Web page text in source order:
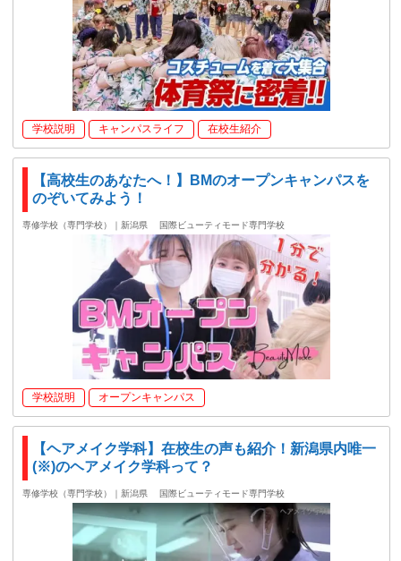
学校説明 キャンパスライフ 在校生紹介
【高校生のあなたへ！】BMのオープンキャンパスを
のぞいてみよう！
専修学校（専門学校）｜新潟県 国際ビューティモード専門学校
学校説明 オープンキャンパス
【ヘアメイク学科】在校生の声も紹介！新潟県内唯一
(※)のヘアメイク学科って？
専修学校（専門学校）｜新潟県 国際ビューティモード専門学校